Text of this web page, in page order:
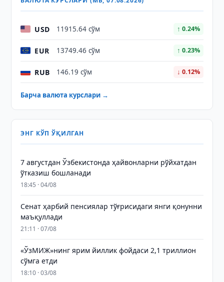
USD 11915.64 сўм ↑ 0.24%
EUR 13749.46 сўм ↑ 0.23%
RUB 146.19 сўм ↓ 0.12%
Барча валюта курслари →
ЭНГ КЎП ЎҚИЛГАН
7 августдан Ўзбекистонда ҳайвонларни рўйхатдан
ўтказиш бошланади
18:45 · 04/08
Сенат ҳарбий пенсиялар тўғрисидаги янги қонунни
маъқуллади
21:11 · 07/08
«ЎзМИЖ»нинг ярим йиллик фойдаси 2,1 триллион
сўмга етди
18:10 · 03/08